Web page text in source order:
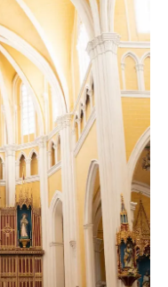
tòa thánh lộng lẫy như
khi nhìn thấy nhà thờ
đứng trước một tòa
tiết tinh xảo. Đền
các chi tiết tinh xảo và
trong loạt phim